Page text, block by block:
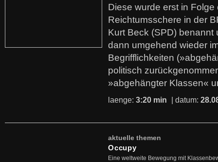
Diese wurde erst in
Reichtumsschere in der
Kurt Beck (SPD)
dann umgehend wieder
Begrifflichkeiten
politisch
»abgehängter Klassen«
laenge: 3:20 min | datum:
aktuelle themen
Occupy
Eine weltweite Bewegung mit